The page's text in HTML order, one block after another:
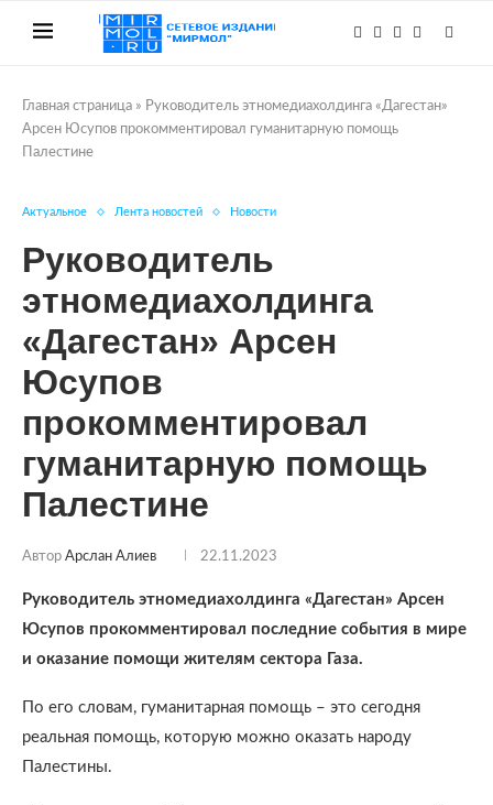
Главная страница » Руководитель этномедиахолдинга «Дагестан»
Арсен Юсупов прокомментировал гуманитарную помощь
Палестине
Актуальное Лента новостей Новости
Руководитель
этномедиахолдинга
«Дагестан» Арсен
Юсупов
прокомментировал
гуманитарную помощь
Палестине
Автор Арслан Алиев 22.11.2023
Руководитель этномедиахолдинга «Дагестан» Арсен
Юсупов прокомментировал последние события в мире
и оказание помощи жителям сектора Газа.
По его словам, гуманитарная помощь – это сегодня
реальная помощь, которую можно оказать народу
Палестины.